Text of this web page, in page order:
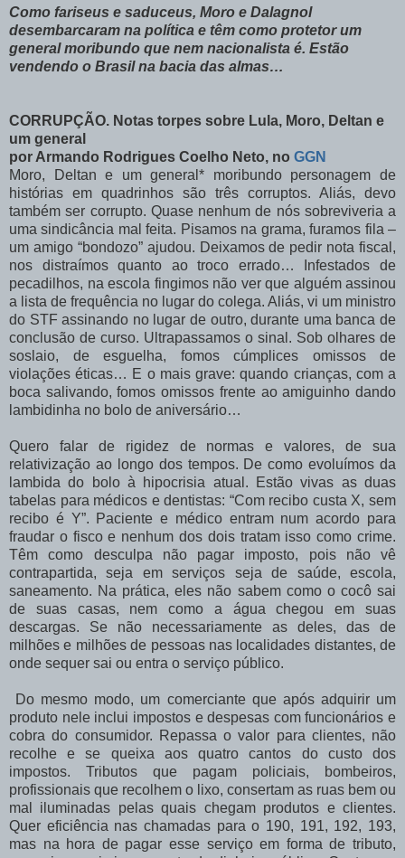
Como fariseus e saduceus, Moro e Dalagnol
desembarcaram na política e têm como protetor um
general moribundo que nem nacionalista é. Estão
vendendo o Brasil na bacia das almas…
CORRUPÇÃO. Notas torpes sobre Lula, Moro, Deltan e
um general
por Armando Rodrigues Coelho Neto, no GGN
Moro, Deltan e um general* moribundo personagem de
histórias em quadrinhos são três corruptos. Aliás, devo
também ser corrupto. Quase nenhum de nós sobreviveria a
uma sindicância mal feita. Pisamos na grama, furamos fila –
um amigo “bondozo” ajudou. Deixamos de pedir nota fiscal,
nos distraímos quanto ao troco errado… Infestados de
pecadilhos, na escola fingimos não ver que alguém assinou
a lista de frequência no lugar do colega. Aliás, vi um ministro
do STF assinando no lugar de outro, durante uma banca de
conclusão de curso. Ultrapassamos o sinal. Sob olhares de
soslaio, de esguelha, fomos cúmplices omissos de
violações éticas… E o mais grave: quando crianças, com a
boca salivando, fomos omissos frente ao amiguinho dando
lambidinha no bolo de aniversário…
Quero falar de rigidez de normas e valores, de sua
relativização ao longo dos tempos. De como evoluímos da
lambida do bolo à hipocrisia atual. Estão vivas as duas
tabelas para médicos e dentistas: “Com recibo custa X, sem
recibo é Y”. Paciente e médico entram num acordo para
fraudar o fisco e nenhum dos dois tratam isso como crime.
Têm como desculpa não pagar imposto, pois não vê
contrapartida, seja em serviços seja de saúde, escola,
saneamento. Na prática, eles não sabem como o cocô sai
de suas casas, nem como a água chegou em suas
descargas. Se não necessariamente as deles, das de
milhões e milhões de pessoas nas localidades distantes, de
onde sequer sai ou entra o serviço público.
Do mesmo modo, um comerciante que após adquirir um
produto nele inclui impostos e despesas com funcionários e
cobra do consumidor. Repassa o valor para clientes, não
recolhe e se queixa aos quatro cantos do custo dos
impostos. Tributos que pagam policiais, bombeiros,
profissionais que recolhem o lixo, consertam as ruas bem ou
mal iluminadas pelas quais chegam produtos e clientes.
Quer eficiência nas chamadas para o 190, 191, 192, 193,
mas na hora de pagar esse serviço em forma de tributo,